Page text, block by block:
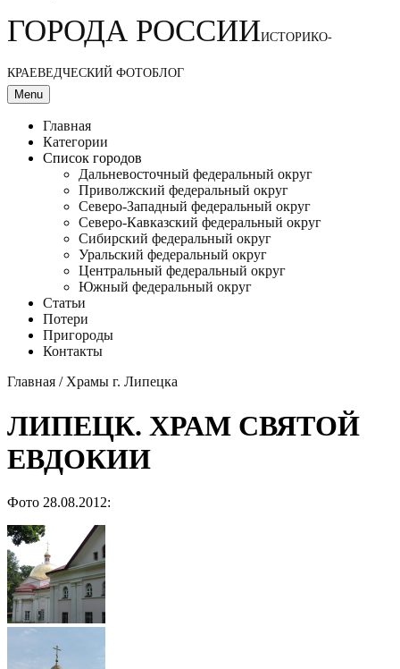
ГОРОДА РОССИИИСТОРИКО-
КРАЕВЕДЧЕСКИЙ ФОТОБЛОГ
Menu
Главная
Категории
Список городов
Дальневосточный федеральный округ
Приволжский федеральный округ
Северо-Западный федеральный округ
Северо-Кавказский федеральный округ
Сибирский федеральный округ
Уральский федеральный округ
Центральный федеральный округ
Южный федеральный округ
Статьи
Потери
Пригороды
Контакты
Главная /Храмы г. Липецка
ЛИПЕЦК. ХРАМ СВЯТОЙ
ЕВДОКИИ
Фото 28.08.2012: